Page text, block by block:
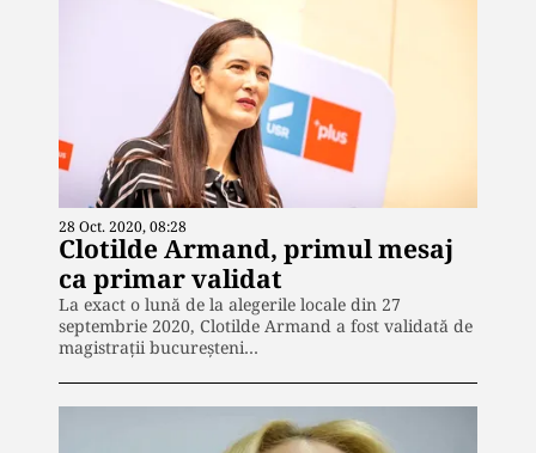
28 Oct. 2020, 08:28
Clotilde Armand, primul mesaj
ca primar validat
La exact o lună de la alegerile locale din 27
septembrie 2020, Clotilde Armand a fost validată de
magistrații bucureșteni…